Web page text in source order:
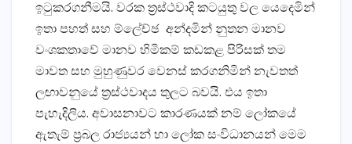
ඉටුකරගනීමයි. වරක ත්‍රස්ථවාදි කටයුතු වල යෙදෙමින්
ඉතා පහත් සහ ම්ලේච්ඡ අන්දමින් නුතන මානව
වංශකතාවේ මානව හිමිකම් කඩකළ පිරිසක් තම
මාවත සහ මුහුණුවර වෙනස් කරගනිමින් නැවතත්
ලඟාවනුයේ ත්‍රස්ථවාදය තුලට බවයි. එය ඉතා
පැහැදිලිය. අවාසනාවට කාරණයක් නම් ලෝකයේ
ඇතැම් ප්‍රබල රාජ්‍යයන් හා ලෝක සංවිධානයන් මෙම